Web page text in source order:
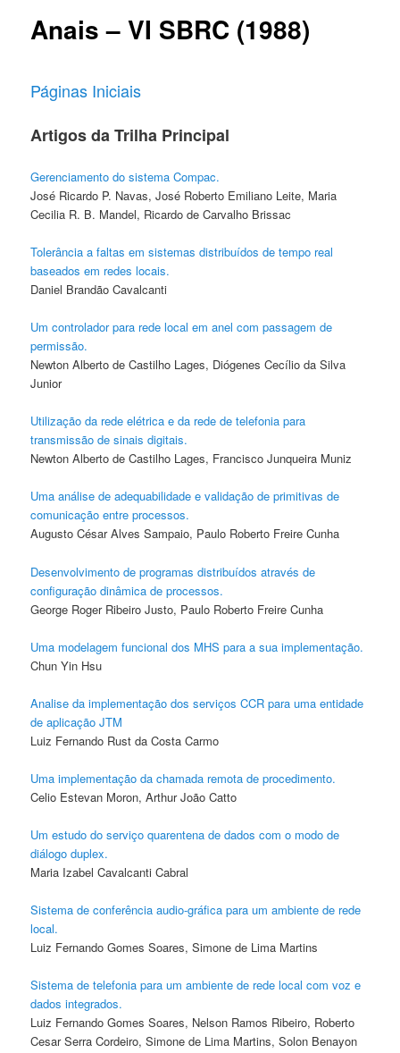
Anais – VI SBRC (1988)
Páginas Iniciais
Artigos da Trilha Principal
Gerenciamento do sistema Compac.
José Ricardo P. Navas, José Roberto Emiliano Leite, Maria
Cecilia R. B. Mandel, Ricardo de Carvalho Brissac
Tolerância a faltas em sistemas distribuídos de tempo real
baseados em redes locais.
Daniel Brandão Cavalcanti
Um controlador para rede local em anel com passagem de
permissão.
Newton Alberto de Castilho Lages, Diógenes Cecílio da Silva
Junior
Utilização da rede elétrica e da rede de telefonia para
transmissão de sinais digitais.
Newton Alberto de Castilho Lages, Francisco Junqueira Muniz
Uma análise de adequabilidade e validação de primitivas de
comunicação entre processos.
Augusto César Alves Sampaio, Paulo Roberto Freire Cunha
Desenvolvimento de programas distribuídos através de
configuração dinâmica de processos.
George Roger Ribeiro Justo, Paulo Roberto Freire Cunha
Uma modelagem funcional dos MHS para a sua implementação.
Chun Yin Hsu
Analise da implementação dos serviços CCR para uma entidade
de aplicação JTM
Luiz Fernando Rust da Costa Carmo
Uma implementação da chamada remota de procedimento.
Celio Estevan Moron, Arthur João Catto
Um estudo do serviço quarentena de dados com o modo de
diálogo duplex.
Maria Izabel Cavalcanti Cabral
Sistema de conferência audio-gráfica para um ambiente de rede
local.
Luiz Fernando Gomes Soares, Simone de Lima Martins
Sistema de telefonia para um ambiente de rede local com voz e
dados integrados.
Luiz Fernando Gomes Soares, Nelson Ramos Ribeiro, Roberto
Cesar Serra Cordeiro, Simone de Lima Martins, Solon Benayon